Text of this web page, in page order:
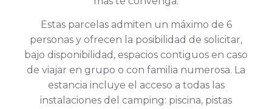
Estas parcelas admiten un máximo de 6
personas y ofrecen la posibilidad de solicitar,
bajo disponibilidad, espacios contiguos en caso
de viajar en grupo o con familia numerosa. La
estancia incluye el acceso a todas las
instalaciones del camping: piscina, pistas